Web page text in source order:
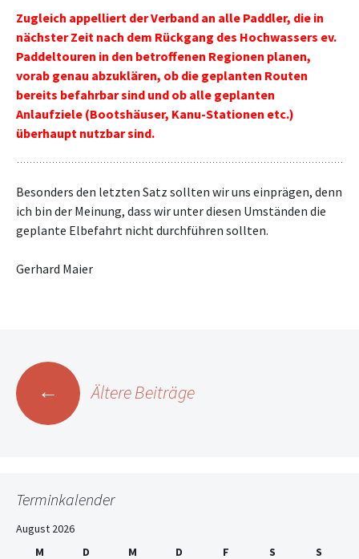
Zugleich appelliert der Verband an alle Paddler, die in
nächster Zeit nach dem Rückgang des Hochwassers ev.
Paddeltouren in den betroffenen Regionen planen,
vorab genau abzuklären, ob die geplanten Routen
bereits befahrbar sind und ob alle geplanten
Anlaufziele (Bootshäuser, Kanu-Stationen etc.)
überhaupt nutzbar sind.
Besonders den letzten Satz sollten wir uns einprägen, denn
ich bin der Meinung, dass wir unter diesen Umständen die
geplante Elbefahrt nicht durchführen sollten.
Gerhard Maier
Beitrags-
Navigation
← Ältere Beiträge
Terminkalender
August 2026
M
D M D F S
S